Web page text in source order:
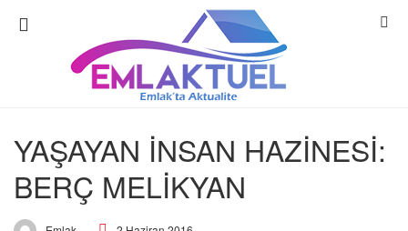
YAŞAYAN İNSAN HAZİNESİ:
BERÇ MELİKYAN